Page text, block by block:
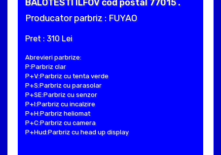
BALOTESTI ILFOV cod postal 77015 .
Producator parbriz : FUYAO
Pret : 310 Lei
Abrevieri parbrize:
P:Parbriz clar
P+V:Parbriz cu tenta verde
P+S:Parbriz cu parasolar
P+SE:Parbriz cu senzor
P+I:Parbriz cu incalzire
P+H:Parbriz heliomat
P+C:Parbriz cu camera
P+Hud:Parbriz cu head up display